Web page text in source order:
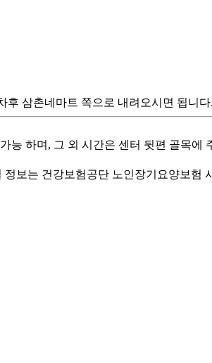
후 삼촌네마트 쪽으로 내려오시면 됩니
능 하며, 그 외 시간은 센터 뒷편 골목에
보는 건강보험공단 노인장기요양보